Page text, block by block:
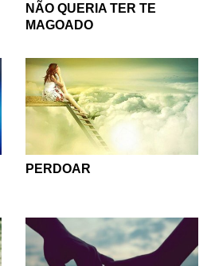
NÃO QUERIA TER TE
MAGOADO
PERDOAR